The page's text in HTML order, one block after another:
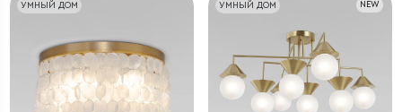
УМНЫЙ ДОМ УМНЫЙ ДОМ NEW